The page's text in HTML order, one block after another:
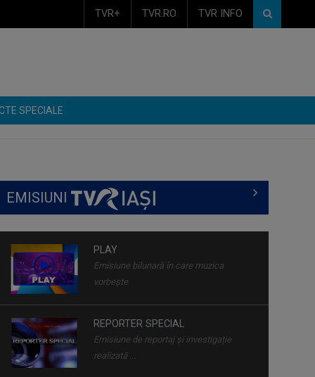
TVR+ TVR.RO TVR INFO
SPECIALE
EMISIUNI
PLAY
Emisiune bilunară în care muzica
vorbeşte
REPORTER SPECIAL
Emisiune de reportaj și investigație
realizată ...
IA ȘI CITEȘTE
Rubrică prin care scriitorii ne provoacă
să ...